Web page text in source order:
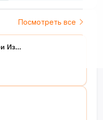
Посмотреть все
Из...